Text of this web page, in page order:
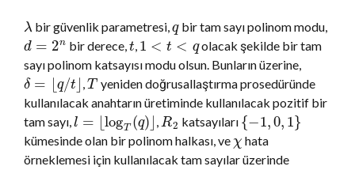
λ bir güvenlik parametresi,qbir tam sayı polinom modu,
d = 2n bir derece,t, 1 < t < qolacak şekilde bir tam
sayı polinom katsayısı modu olsun. Bunların üzerine,
δ = ⌊ q/t ⌋ ,T yeniden doğrusallaştırma prosedüründe
kullanılacak anahtarın üretiminde kullanılacak pozitif bir
tam sayı,l = ⌊logT (q) ⌋ ,R2 katsayıları {−1,0, 1}
kümesinde olan bir polinom halkası, ve χ hata
örneklemesi için kullanılacak tam sayılar üzerinde